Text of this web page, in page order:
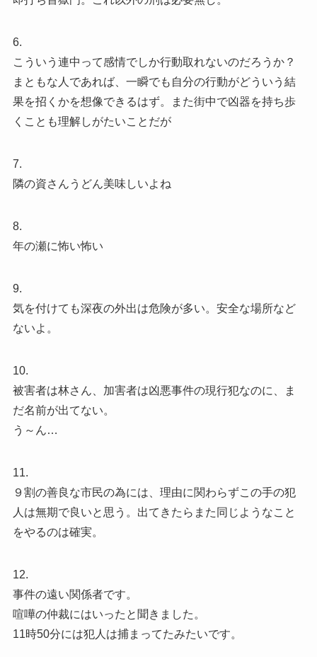
6.
こういう連中って感情でしか行動取れないのだろうか？
まともな人であれば、一瞬でも自分の行動がどういう結
果を招くかを想像できるはず。また街中で凶器を持ち歩
くことも理解しがたいことだが
7.
隣の資さんうどん美味しいよね
8.
年の瀬に怖い怖い
9.
気を付けても深夜の外出は危険が多い。安全な場所など
ないよ。
10.
被害者は林さん、加害者は凶悪事件の現行犯なのに、ま
だ名前が出てない。
う～ん…
11.
９割の善良な市民の為には、理由に関わらずこの手の犯
人は無期で良いと思う。出てきたらまた同じようなこと
をやるのは確実。
12.
事件の遠い関係者です。
喧嘩の仲裁にはいったと聞きました。
11時50分には犯人は捕まってたみたいです。